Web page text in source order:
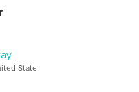
State